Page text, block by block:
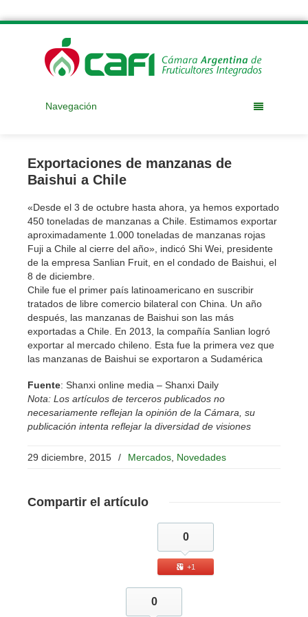
Navegación
Exportaciones de manzanas de
Baishui a Chile
«Desde el 3 de octubre hasta ahora, ya hemos exportado
450 toneladas de manzanas a Chile. Estimamos exportar
aproximadamente 1.000 toneladas de manzanas rojas
Fuji a Chile al cierre del año», indicó Shi Wei, presidente
de la empresa Sanlian Fruit, en el condado de Baishui, el
8 de diciembre.
Chile fue el primer país latinoamericano en suscribir
tratados de libre comercio bilateral con China. Un año
después, las manzanas de Baishui son las más
exportadas a Chile. En 2013, la compañía Sanlian logró
exportar al mercado chileno. Esta fue la primera vez que
las manzanas de Baishui se exportaron a Sudamérica
Fuente: Shanxi online media – Shanxi Daily
Nota: Los artículos de terceros publicados no
necesariamente reflejan la opinión de la Cámara, su
publicación intenta reflejar la diversidad de visiones
29 diciembre, 2015 / Mercados Novedades
Compartir el artículo
0
+1
0